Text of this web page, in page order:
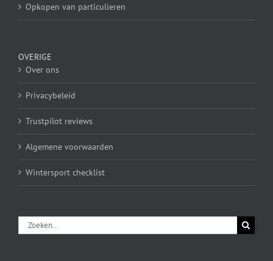
Opkopen van particulieren
OVERIGE
Over ons
Privacybeleid
Trustpilot reviews
Algemene voorwaarden
Wintersport checklist
Zoeken
naar: